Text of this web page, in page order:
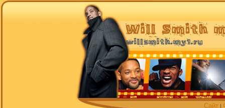
Сайт |